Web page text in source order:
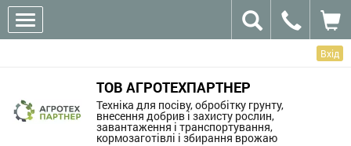
Вхід
ТОВ АГРОТЕХПАРТНЕР
Техніка для посіву, обробітку грунту,
внесення добрив і захисту рослин,
завантаження і транспортування,
кормозаготівлі і збирання врожаю